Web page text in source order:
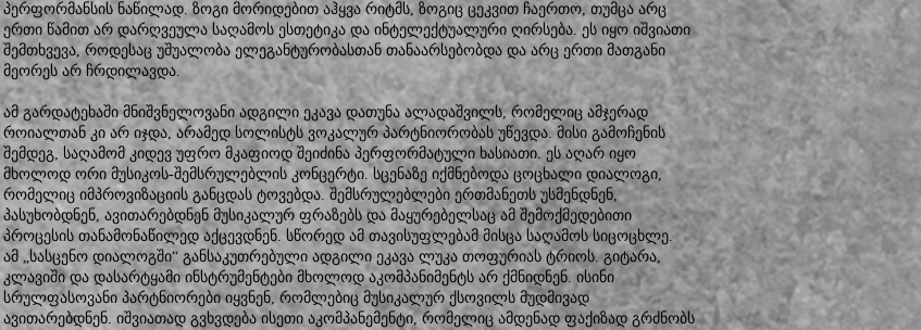
პერფორმანსის ნაწილად. ზოგი მორიდებით აჰყვა რიტმს, ზოგიც ცეკვით ჩაერთო, თუმცა არც
ერთი წამით არ დარღვეულა საღამოს ესთეტიკა და ინტელექტუალური ღირსება. ეს იყო იშვიათი
შემთხვევა, როდესაც უშუალობა ელეგანტურობასთან თანაარსებობდა და არც ერთი მათგანი
მეორეს არ ჩრდილავდა.
ამ გარდატეხაში მნიშვნელოვანი ადგილი ეკავა დათუნა ალადაშვილს, რომელიც ამჯერად
როიალთან კი არ იჯდა, არამედ სოლისტს ვოკალურ პარტნიორობას უწევდა. მისი გამოჩენის
შემდეგ, საღამომ კიდევ უფრო მკაფიოდ შეიძინა პერფორმატული ხასიათი. ეს აღარ იყო
მხოლოდ ორი მუსიკოს-შემსრულებლის კონცერტი. სცენაზე იქმნებოდა ცოცხალი დიალოგი,
რომელიც იმპროვიზაციის განცდას ტოვებდა. შემსრულებლები ერთმანეთს უსმენდნენ,
პასუხობდნენ, ავითარებდნენ მუსიკალურ ფრაზებს და მაყურებელსაც ამ შემოქმედებითი
პროცესის თანამონაწილედ აქცევდნენ. სწორედ ამ თავისუფლებამ მისცა საღამოს სიცოცხლე.
ამ „სასცენო დიალოგში“ განსაკუთრებული ადგილი ეკავა ლუკა თოფურიას ტრიოს. გიტარა,
კლავიში და დასარტყამი ინსტრუმენტები მხოლოდ აკომპანიმენტს არ ქმნიდნენ. ისინი
სრულფასოვანი პარტნიორები იყვნენ, რომლებიც მუსიკალურ ქსოვილს მუდმივად
ავითარებდნენ. იშვიათად გვხვდება ისეთი აკომპანემენტი, რომელიც ამდენად ფაქიზად გრძნობს